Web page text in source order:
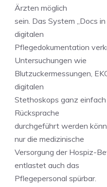
Ärzten möglich
sein. Das System „Docs
digitalen
Pflegedokumentation
Untersuchungen wie
Blutzuckermessungen,
digitalen
Stethoskops ganz
Rücksprache
durchgeführt werden
nur die medizinische
Versorgung der Hospiz-
entlastet auch das
Pflegepersonal spürbar.